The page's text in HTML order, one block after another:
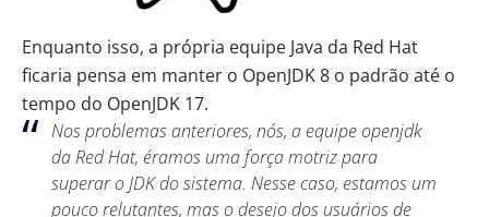
Enquanto isso, a própria equipe Java da Red Hat
ficaria pensa em manter o OpenJDK8 o padrão até o
tempo do OpenJDK 17.
Nos problemas anteriores, nós, a equipe openjdk
da Red Hat, éramos uma força motriz para
superar o JDK do sistema. Nesse caso, estamos um
pouco relutantes, mas o desejo dos usuários de